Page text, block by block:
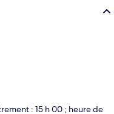
: 15 h 00 ; heure de